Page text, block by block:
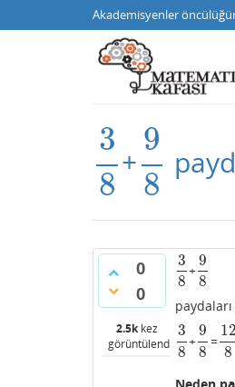
Akademisyenler
3
8
38+
9
8
98
0
0
2.5kkez
görüntülendi
3
8
38+
9
8
98
3
8
38+
9
8
98=
12
8
12